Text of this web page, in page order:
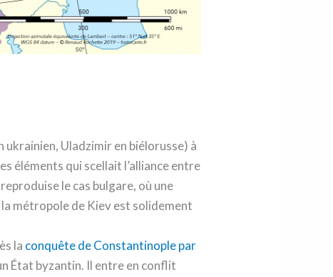
Uladzimir en biélorusse) à
éléments qui scellait l’alliance entre
le cas bulgare, où une
métropole de Kiev est solidement
la conquête de Constantinople par
État byzantin. Il entre en conflit